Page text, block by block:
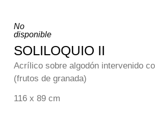
No
disponible
SOLILOQUIO II
Acrílico sobre algodón intervenido
(frutos de granada)
116 x 89 cm